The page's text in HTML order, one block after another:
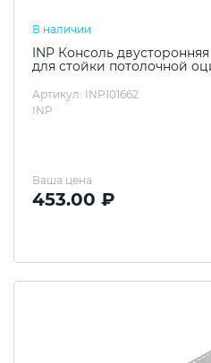
В наличии
INP Консоль
для стойки потолочной
Артикул: INP101662
INP
Ваша цена
453.00 ₽